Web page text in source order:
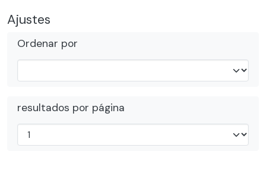
Ajustes
Ordenar por
resultados por página